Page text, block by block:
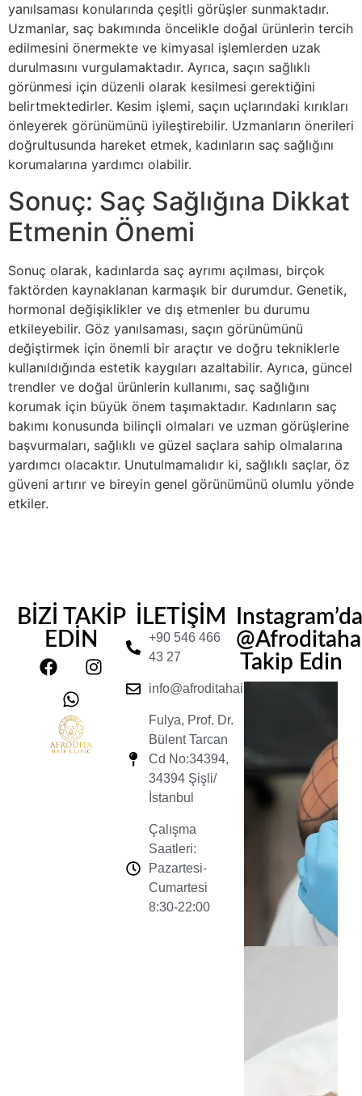
yanılsaması konularında çeşitli görüşler sunmaktadır.
Uzmanlar, saç bakımında öncelikle doğal ürünlerin tercih
edilmesini önermekte ve kimyasal işlemlerden uzak
durulmasını vurgulamaktadır. Ayrıca, saçın sağlıklı
görünmesi için düzenli olarak kesilmesi gerektiğini
belirtmektedirler. Kesim işlemi, saçın uçlarındaki kırıkları
önleyerek görünümünü iyileştirebilir. Uzmanların önerileri
doğrultusunda hareket etmek, kadınların saç sağlığını
korumalarına yardımcı olabilir.
Sonuç: Saç Sağlığına Dikkat
Etmenin Önemi
Sonuç olarak, kadınlarda saç ayrımı açılması, birçok
faktörden kaynaklanan karmaşık bir durumdur. Genetik,
hormonal değişiklikler ve dış etmenler bu durumu
etkileyebilir. Göz yanılsaması, saçın görünümünü
değiştirmek için önemli bir araçtır ve doğru tekniklerle
kullanıldığında estetik kaygıları azaltabilir. Ayrıca, güncel
trendler ve doğal ürünlerin kullanımı, saç sağlığını
korumak için büyük önem taşımaktadır. Kadınların saç
bakımı konusunda bilinçli olmaları ve uzman görüşlerine
başvurmaları, sağlıklı ve güzel saçlara sahip olmalarına
yardımcı olacaktır. Unutulmamalıdır ki, sağlıklı saçlar, öz
güveni artırır ve bireyin genel görünümünü olumlu yönde
etkiler.
BİZİ TAKİP
EDİN
İLETİŞİM
+90 546 466
43 27
info@afroditahairclinic.com
Fulya, Prof. Dr.
Bülent Tarcan
Cd No:34394,
34394 Şişli/
İstanbul
Çalışma
Saatleri:
Pazartesi-
Cumartesi
8:30-22:00
Instagram’da
Takip Edin